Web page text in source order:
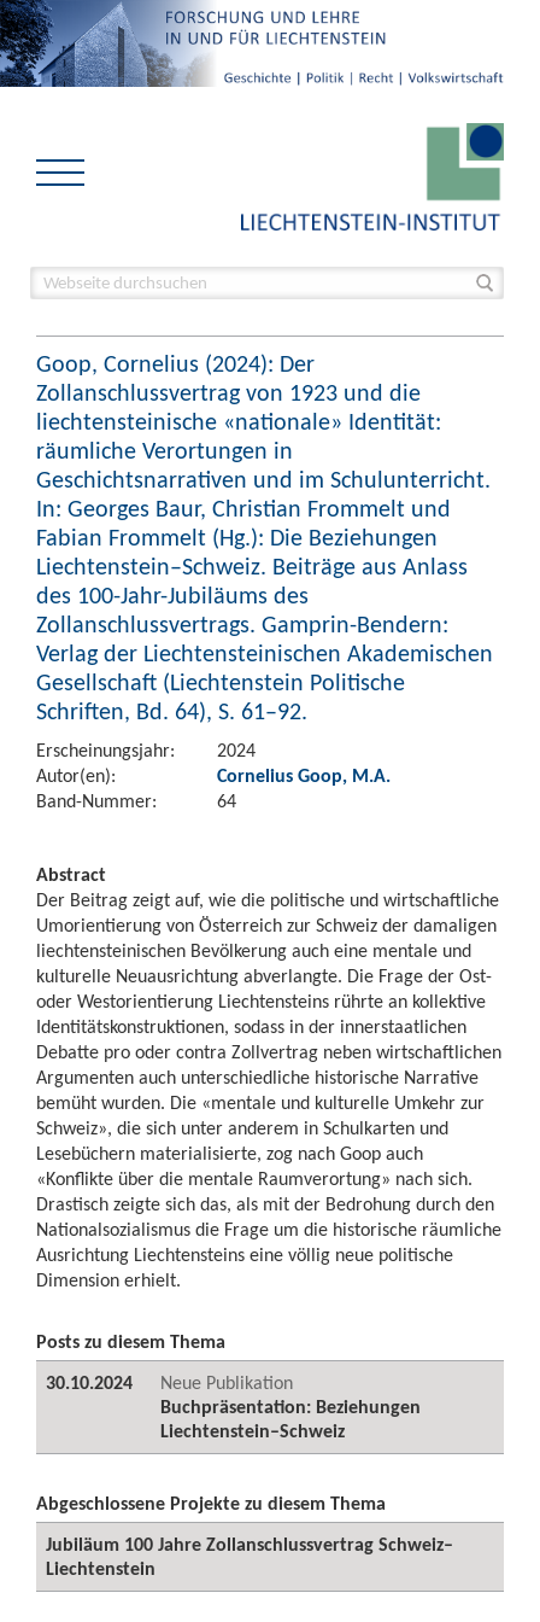
Goop, Cornelius (2024): Der
Zollanschlussvertrag von 1923 und die
liechtensteinische «nationale» Identität:
räumliche Verortungen in
Geschichtsnarrativen und im Schulunterricht.
In: Georges Baur, Christian Frommelt und
Fabian Frommelt (Hg.): Die Beziehungen
Liechtenstein–Schweiz. Beiträge aus Anlass
des 100-Jahr-Jubiläums des
Zollanschlussvertrags. Gamprin-Bendern:
Verlag der Liechtensteinischen Akademischen
Gesellschaft (Liechtenstein Politische
Schriften, Bd. 64), S. 61–92.
Erscheinungsjahr:
2024
Autor(en):
Cornelius Goop, M.A.
Band-Nummer:
64
Abstract
Der Beitrag zeigt auf, wie die politische und wirtschaftliche
Umorientierung von Österreich zur Schweiz der damaligen
liechtensteinischen Bevölkerung auch eine mentale und
kulturelle Neuausrichtung abverlangte. Die Frage der Ost-
oder Westorientierung Liechtensteins rührte an kollektive
Identitätskonstruktionen, sodass in der innerstaatlichen
Debatte pro oder contra Zollvertrag neben wirtschaftlichen
Argumenten auch unterschiedliche historische Narrative
bemüht wurden. Die «mentale und kulturelle Umkehr zur
Schweiz», die sich unter anderem in Schulkarten und
Lesebüchern materialisierte, zog nach Goop auch
«Konflikte über die mentale Raumverortung» nach sich.
Drastisch zeigte sich das, als mit der Bedrohung durch den
Nationalsozialismus die Frage um die historische räumliche
Ausrichtung Liechtensteins eine völlig neue politische
Dimension erhielt.
Posts zu diesem Thema
30.10.2024
Neue Publikation
Buchpräsentation: Beziehungen
Liechtenstein–Schweiz
Abgeschlossene Projekte zu diesem Thema
Jubiläum 100 Jahre Zollanschlussvertrag Schweiz–
Liechtenstein